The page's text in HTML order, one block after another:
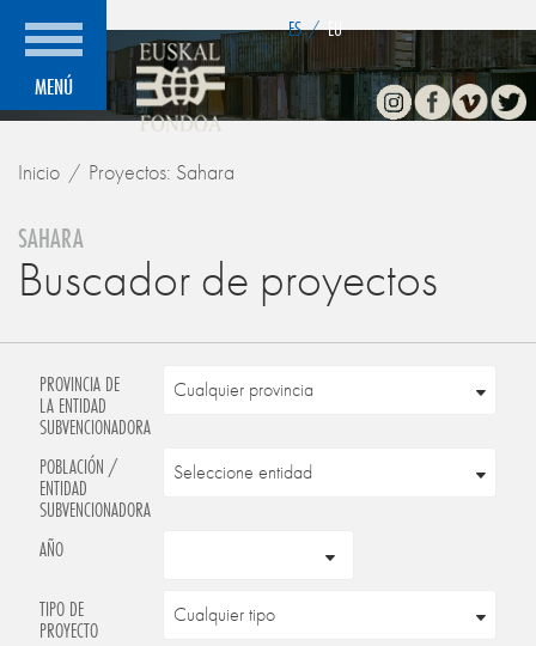
MENÚ
ES / EU
InstagramFacebook
Vimeo
Inicio Proyectos: Sahara
SAHARA
Buscador de proyectos
PROVINCIA DE
LA ENTIDAD
SUBVENCIONADORA
POBLACIÓN /
ENTIDAD
SUBVENCIONADORA
AÑO
TIPO DE
PROYECTO